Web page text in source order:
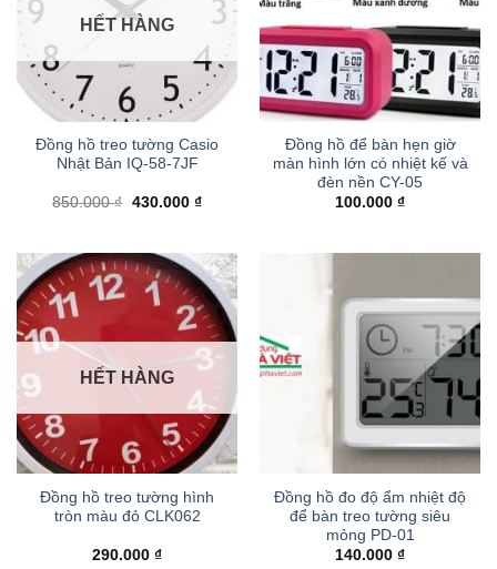
HẾT HÀNG
Đồng hồ treo tường Casio
Nhật Bản IQ-58-7JF
850.000₫ Giá
430.000 ₫Giá
430.000 ₫.
Đồng hồ để bàn hẹn giờ
màn hình lớn có nhiệt kế và
đèn nền CY-05
100.000 ₫
HẾT HÀNG
Đồng hồ treo tường hình
tròn màu đỏ CLK062
290.000 ₫
Đồng hồ đo độ ẩm nhiệt độ
để bàn treo tường siêu
mỏng PD-01
140.000 ₫